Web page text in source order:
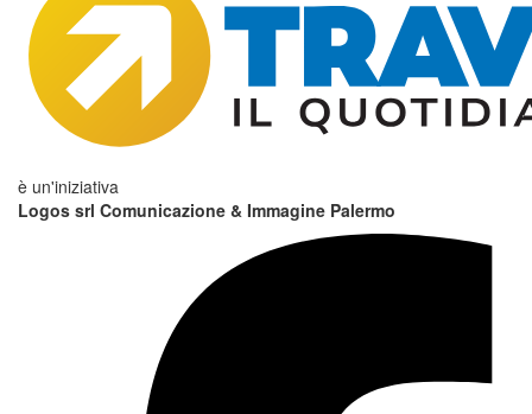
è un'iniziativa
Logos srl Comunicazione & Immagine Palermo